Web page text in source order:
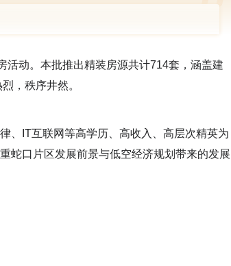
活动。本批推出精装房源共计714套，涵盖建
，秩序井然。
、IT互联网等高学历、高收入、高层次精英为
蛇口片区发展前景与低空经济规划带来的发展